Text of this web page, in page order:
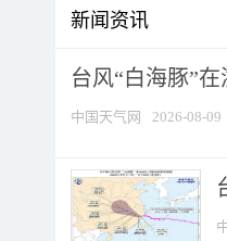
新闻资讯
台风“白海豚”
中国天气网 2026-08-09